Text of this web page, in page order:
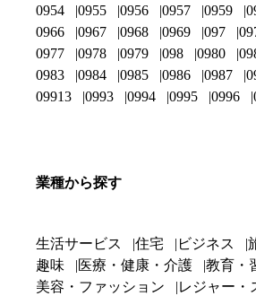
0954
0955 0956 0957 0959
0966
0967 0968 0969 097
0977
0978 0979 098 0980
0983
0984 0985 0986 0987
09913
0993 0994 0995 0996
業種から探す
生活サービス 住宅 ビジネス
趣味
医療・健康・介護
教育・
美容・ファッション
レジャー・